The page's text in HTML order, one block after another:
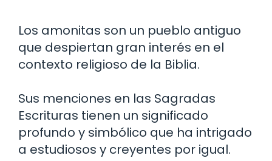
Los amonitas son un pueblo antiguo
que despiertan gran interés en el
contexto religioso de la Biblia.
Sus menciones en las Sagradas
Escrituras tienen un significado
profundo y simbólico que ha intrigado
a estudiosos y creyentes por igual.